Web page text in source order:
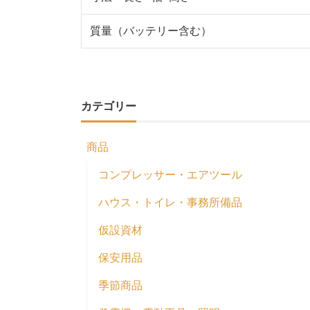
質量（バッテリー含む）
カテゴリー
商品
コンプレッサー・エアツール
ハウス・トイレ・事務所備品
仮設資材
保安用品
季節商品